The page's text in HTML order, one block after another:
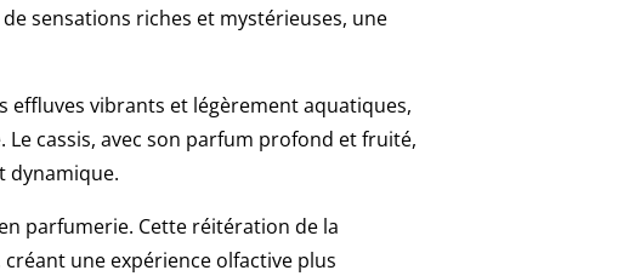
sensations riches et mystérieuses, une
effluves vibrants et légèrement aquatiques,
cassis, avec son parfum profond et fruité,
dynamique.
parfumerie. Cette réitération de la
une expérience olfactive plus